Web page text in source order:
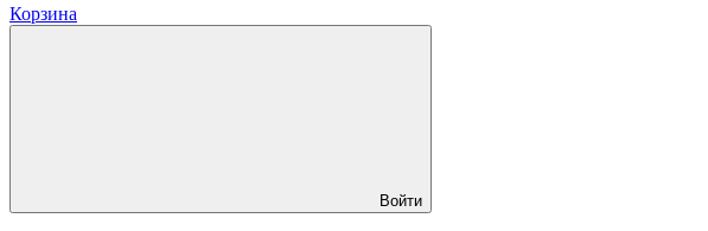
Корзина
Войти